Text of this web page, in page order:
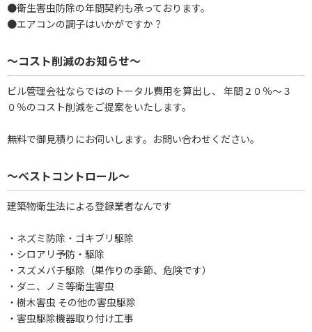
●衛生害虫防除の年間契約も承っております。
●エアコンの調子はいかがですか？
～コスト削減のお知らせ～
ビル管理会社ならではのトータル費用を算出し、 年間２０％～３
０％のコスト削減をご提案をいたします。
無料で御見積りにお伺いします。お問い合わせください。
～ベストコントロール～
建築物衛生法による登録業者なんです
・ネズミ防除・ゴキブリ駆除
・シロアリ予防・駆除
・スズメバチ駆除（巣作りの季節、危険です）
・ダニ、ノミ等衛生害虫
・樹木害虫 その他の害虫駆除
・害虫駆除機器取り付け工事